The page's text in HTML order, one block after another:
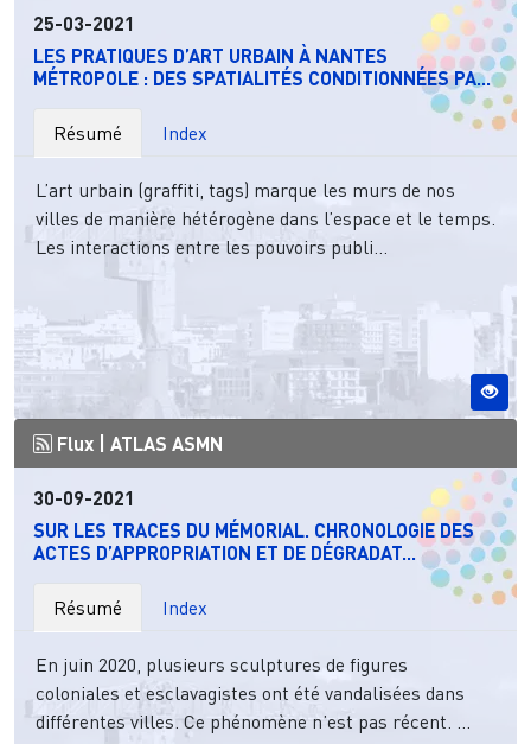
25-03-2021
LES PRATIQUES D’ART URBAIN À NANTES
MÉTROPOLE : DES SPATIALITÉS CONDITIONNÉES PA...
Résumé Index
L’art urbain (graffiti, tags) marque les murs de nos
villes de manière hétérogène dans l’espace et le temps.
Les interactions entre les pouvoirs publi...
Flux | ATLAS ASMN
30-09-2021
SUR LES TRACES DU MÉMORIAL. CHRONOLOGIE DES
ACTES D’APPROPRIATION ET DE DÉGRADAT...
Résumé Index
En juin 2020, plusieurs sculptures de figures
coloniales et esclavagistes ont été vandalisées dans
différentes villes. Ce phénomène n’est pas récent. ...